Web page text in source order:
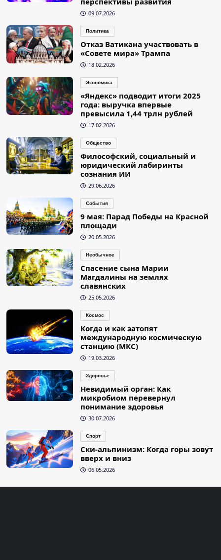
09.07.2026
Политика
Отказ Ватикана участвовать в
«Совете мира» Трампа
18.02.2026
Экономика
«Яндекс» подводит итоги 2025
года: выручка впервые
превысила 1,44 трлн рублей
17.02.2026
Общество
Философский, социальный и
юридический лабиринты
сознания ИИ
29.06.2026
События
9 мая: Парад Победы на Красной
площади
20.05.2026
Необычное
Спасение сына Марии
Магдалины на землях
славянских
25.05.2026
Космос
Когда и как затопят
международную космическую
станцию (МКС)
19.03.2026
Здоровье
Невидимый орган: Как
микробиом перевернул
понимание здоровья
30.07.2026
Спорт
Ски-альпинизм: Когда горы зовут
вверх и вниз
06.05.2026